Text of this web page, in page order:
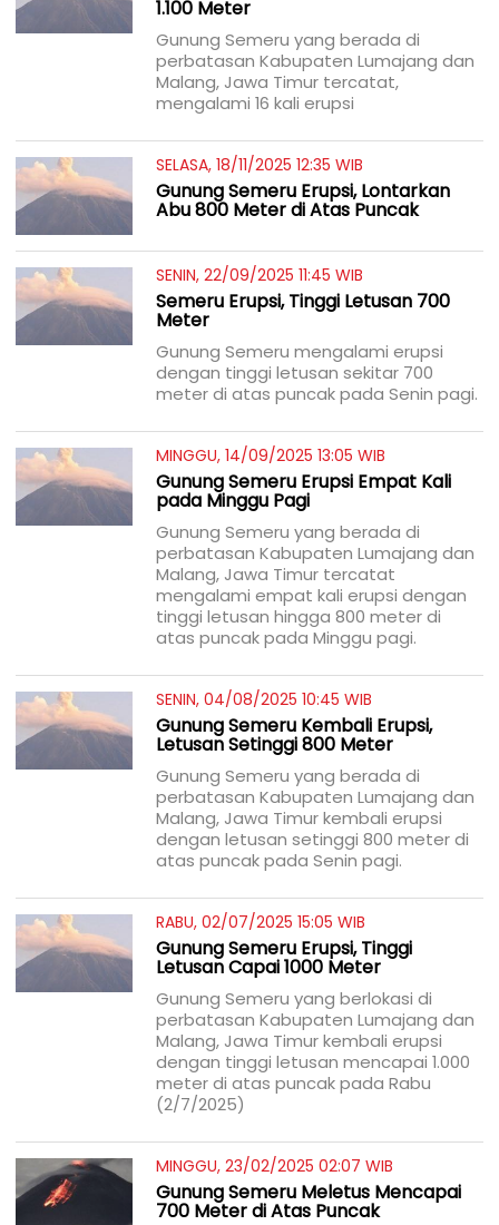
1.100 Meter
Gunung Semeru yang berada di
perbatasan Kabupaten Lumajang dan
Malang, Jawa Timur tercatat,
mengalami 16 kali erupsi
SELASA, 18/11/2025 12:35 WIB
Gunung Semeru Erupsi, Lontarkan
Abu 800 Meter di Atas Puncak
SENIN, 22/09/2025 11:45 WIB
Semeru Erupsi, Tinggi Letusan 700
Meter
Gunung Semeru mengalami erupsi
dengan tinggi letusan sekitar 700
meter di atas puncak pada Senin pagi.
MINGGU, 14/09/2025 13:05 WIB
Gunung Semeru Erupsi Empat Kali
pada Minggu Pagi
Gunung Semeru yang berada di
perbatasan Kabupaten Lumajang dan
Malang, Jawa Timur tercatat
mengalami empat kali erupsi dengan
tinggi letusan hingga 800 meter di
atas puncak pada Minggu pagi.
SENIN, 04/08/2025 10:45 WIB
Gunung Semeru Kembali Erupsi,
Letusan Setinggi 800 Meter
Gunung Semeru yang berada di
perbatasan Kabupaten Lumajang dan
Malang, Jawa Timur kembali erupsi
dengan letusan setinggi 800 meter di
atas puncak pada Senin pagi.
RABU, 02/07/2025 15:05 WIB
Gunung Semeru Erupsi, Tinggi
Letusan Capai 1000 Meter
Gunung Semeru yang berlokasi di
perbatasan Kabupaten Lumajang dan
Malang, Jawa Timur kembali erupsi
dengan tinggi letusan mencapai 1.000
meter di atas puncak pada Rabu
(2/7/2025)
MINGGU, 23/02/2025 02:07 WIB
Gunung Semeru Meletus Mencapai
700 Meter di Atas Puncak